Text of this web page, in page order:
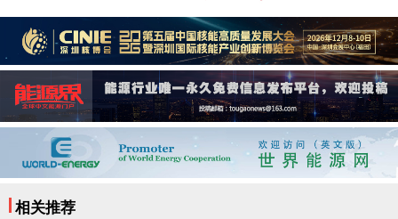
相关推荐